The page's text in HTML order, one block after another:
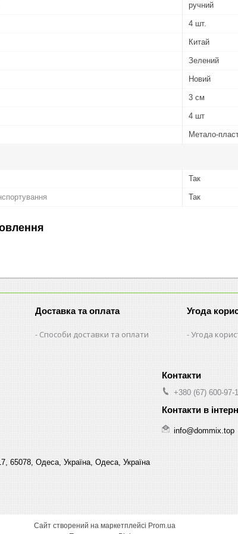
ручний
4 шт.
Китай
Зелений
Новий
3 см
4 шт
Метало-
Так
Так
Доставка та оплата
Способи доставки та оплати
Угода
Угода
65078, Одеса, Україна, Одеса, Україна
+380 (67) 600-97-
info@dommix.top
Сайт створений на маркетплейсі Prom.ua